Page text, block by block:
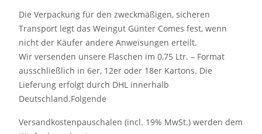
Die Verpackung für den zweckmäßigen, sicheren
Transport legt das Weingut Günter Comes fest, wenn
nicht der Käufer andere Anweisungen erteilt.
Wir versenden unsere Flaschen im 0,75 Ltr. – Format
ausschließlich in 6er, 12er oder 18er Kartons. Die
Lieferung erfolgt durch DHL innerhalb
Deutschland.Folgende
Versandkostenpauschalen (incl. 19% MwSt.) werden dem